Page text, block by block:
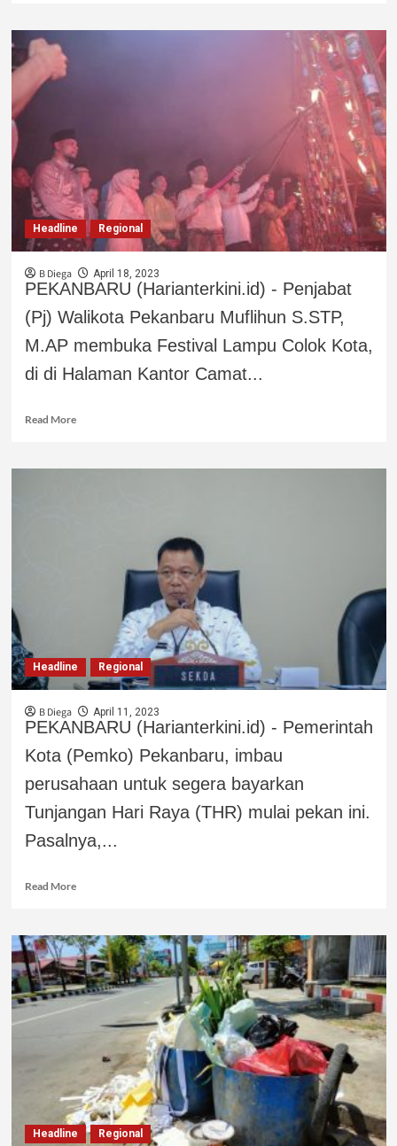
Headline Regional
B Diega April 18, 2023
PEKANBARU (Harianterkini.id) - Penjabat
(Pj) Walikota Pekanbaru Muflihun S.STP,
M.AP membuka Festival Lampu Colok Kota,
di di Halaman Kantor Camat...
Read More
Headline Regional
B Diega April 11, 2023
PEKANBARU (Harianterkini.id) - Pemerintah
Kota (Pemko) Pekanbaru, imbau
perusahaan untuk segera bayarkan
Tunjangan Hari Raya (THR) mulai pekan ini.
Pasalnya,...
Read More
Headline Regional